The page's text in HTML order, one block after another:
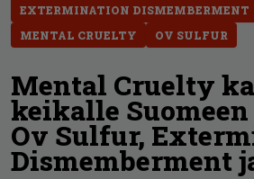
EXTERMINATION DISMEMBERMENT
MENTAL CRUELTY
OV SULFUR
Mental Cruelty
keikalle
Ov Sulfur,
Dismemberment